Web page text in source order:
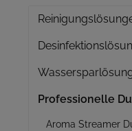
Professionelle
Aroma Streamer